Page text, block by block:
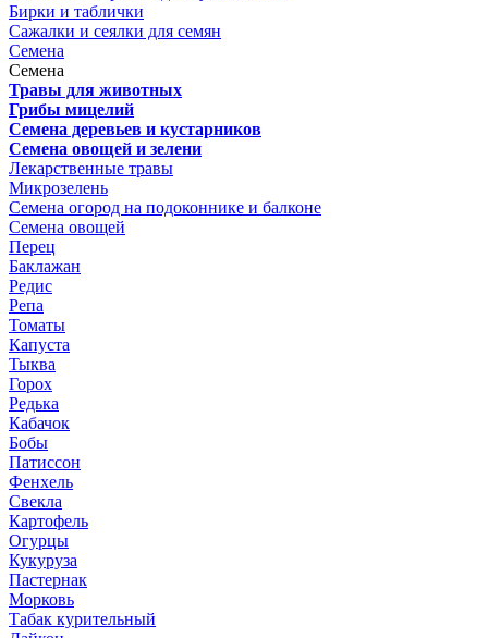
Бирки и таблички
Сажалки и сеялки для семян
Семена
Семена
Травы для животных
Грибы мицелий
Семена деревьев и кустарников
Семена овощей и зелени
Лекарственные травы
Микрозелень
Семена огород на подоконнике и балконе
Семена овощей
Перец
Баклажан
Редис
Репа
Томаты
Капуста
Тыква
Горох
Редька
Кабачок
Бобы
Патиссон
Фенхель
Свекла
Картофель
Огурцы
Кукуруза
Пастернак
Морковь
Табак курительный